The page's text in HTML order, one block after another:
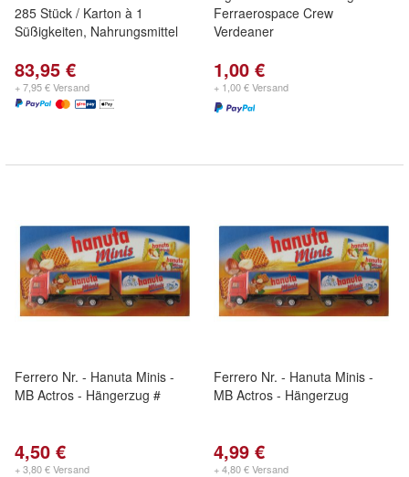
285 Stück / Karton à 1
Süßigkeiten, Nahrungsmittel
83,95 €
+ 7,95 € Versand
Ferraerospace Crew
Verdeaner
1,00 €
+ 1,00 € Versand
Ferrero Nr. - Hanuta Minis -
MB Actros - Hängerzug #
4,50 €
+ 3,80 € Versand
Ferrero Nr. - Hanuta Minis -
MB Actros - Hängerzug
4,99 €
+ 4,80 € Versand